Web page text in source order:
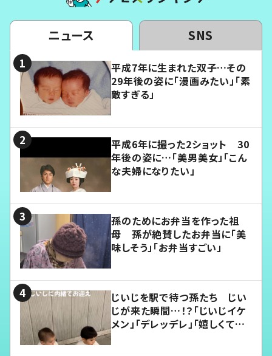
ニュース SNS
平成7年に生まれた双子…その
29年後の姿に「漫画みたい」「素
敵すぎる」
平成6年に撮った2ショット 30
年後の姿に…「美男美女」「こん
な夫婦になりたい」
孫のためにお弁当を作った祖
母 孫が絶賛したお弁当に「美
味しそう」「お弁当すごい」
じいじを駅で待つ孫たち じい
じが来た瞬間…！？「じいじイケ
メン」「デレッデレ」「嬉しくて可